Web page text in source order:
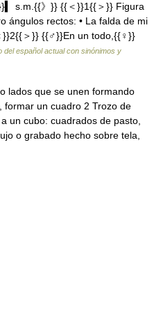
s.m.{{》}} {{＜}}1{{＞}} Figura
ángulos rectos: • La falda de mi
}}2{{＞}} {{♂}}En un todo,{{♀}}
del español actual con sinónimos y
lados que se unen formando
formar un cuadro 2 Trozo de
un cubo: cuadrados de pasto,
o grabado hecho sobre tela,